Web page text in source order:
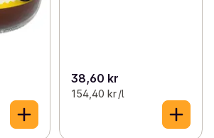
38,60 kr
154,40 kr /l